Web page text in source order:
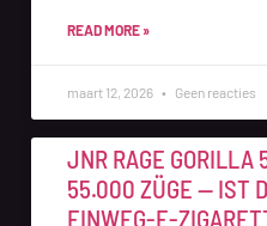
READ MORE »
maart 12, 2026 Geen reacties
JNR RAGE
55.000 ZÜGE — IST
EINWEG-E-